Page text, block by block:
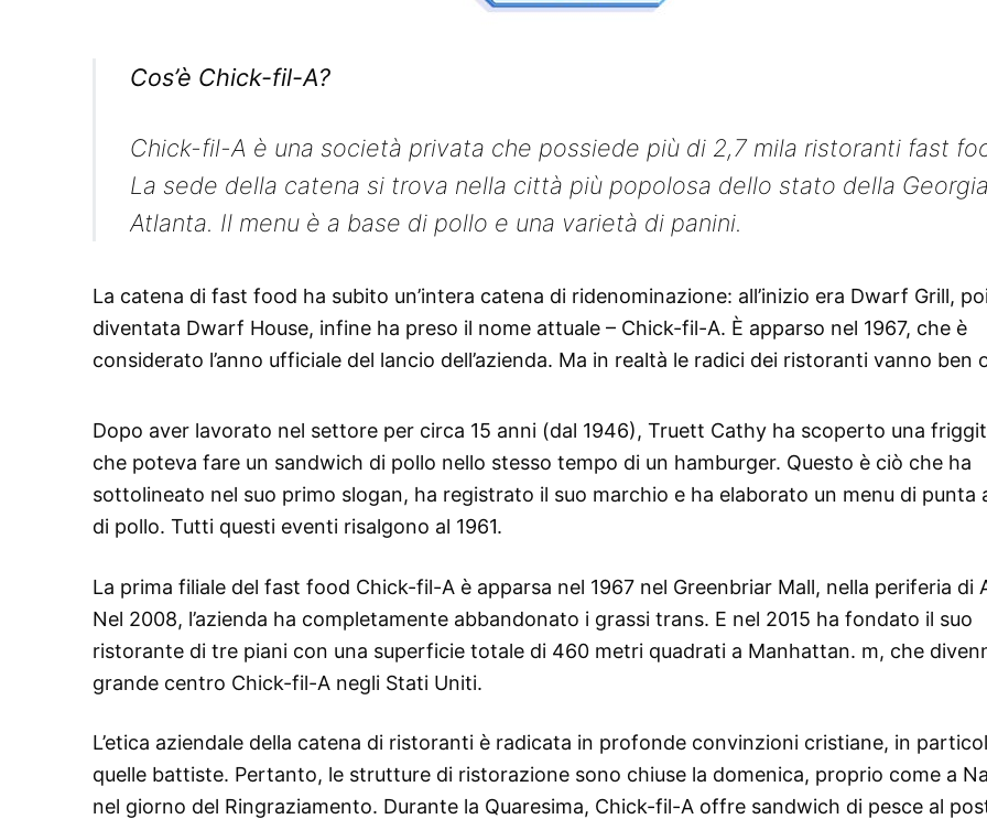
Cos’è Chick-fil-A?
Chick-fil-A è una società privata che possiede più di 2,7 mila ristoranti fast
La sede della catena si trova nella città più popolosa dello stato della
Atlanta. Il menu è a base di pollo e una varietà di panini.
La catena di fast food ha subito un’intera catena di ridenominazione: all’inizio era Dwarf Grill,
diventata Dwarf House, infine ha preso il nome attuale – Chick-fil-A. È apparso nel 1967, che è
considerato l’anno ufficiale del lancio dell’azienda. Ma in realtà le radici dei ristoranti vanno ben
Dopo aver lavorato nel settore per circa 15 anni (dal 1946), Truett Cathy ha scoperto una
che poteva fare un sandwich di pollo nello stesso tempo di un hamburger. Questo è ciò che ha
sottolineato nel suo primo slogan, ha registrato il suo marchio e ha elaborato un menu di punta
di pollo. Tutti questi eventi risalgono al 1961.
La prima filiale del fast food Chick-fil-A è apparsa nel 1967 nel Greenbriar Mall, nella periferia di
Nel 2008, l’azienda ha completamente abbandonato i grassi trans. E nel 2015 ha fondato il suo
ristorante di tre piani con una superficie totale di 460 metri quadrati a Manhattan. m, che
grande centro Chick-fil-A negli Stati Uniti.
L’etica aziendale della catena di ristoranti è radicata in profonde convinzioni cristiane, in
quelle battiste. Pertanto, le strutture di ristorazione sono chiuse la domenica, proprio come a
nel giorno del Ringraziamento. Durante la Quaresima, Chick-fil-A offre sandwich di pesce al